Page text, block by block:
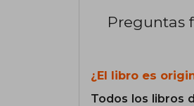
Preguntas
¿El libro es
Todos los libros